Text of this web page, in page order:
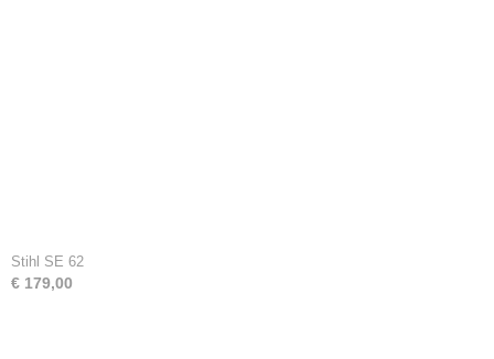
Stihl SE 62
€ 179,00